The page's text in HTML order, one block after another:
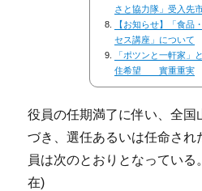
さと協力隊」受入先
【お知らせ】「食品
セス講座」について
「ポツンと一軒家」
住希望 實重重実
役員の任期満了に伴い、全国
づき、選任あるいは任命され
員は次のとおりとなっている
在)